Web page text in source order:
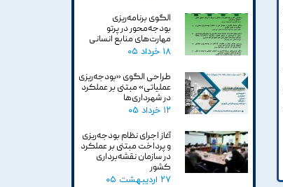
الگوی برنامه‌ریزی
بودجه‌محور در پرتو
مهارت‌های منابع انسانی
۱۸ خرداد ۰۵
طراحی الگوی «بودجه‌ریزی
عملیاتی» مبتنی بر عملکرد
در شهرداری‌ها
۱۲ خرداد ۰۵
آغاز اجرای نظام بودجه‌ریزی
و پرداخت مبتنی بر عملکرد
در سازمان نقشه‌برداری
کشور
۲۷ اردیبهشت ۰۵